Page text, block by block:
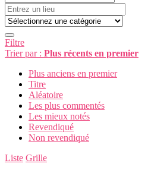
Filtre
Trier par : Plus récents en premier
Plus anciens en premier
Titre
Aléatoire
Les plus commentés
Les mieux notés
Revendiqué
Non revendiqué
Liste Grille